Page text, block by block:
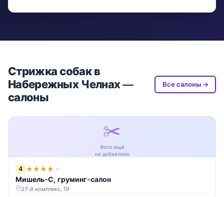
Стрижка собак в
Набережных Челнах —
салоны
Все салоны →
✂️
Фото ещё
не добавлено
4 ★★★★ ★
Мишель-С, груминг-салон
27-й комплекс, 19